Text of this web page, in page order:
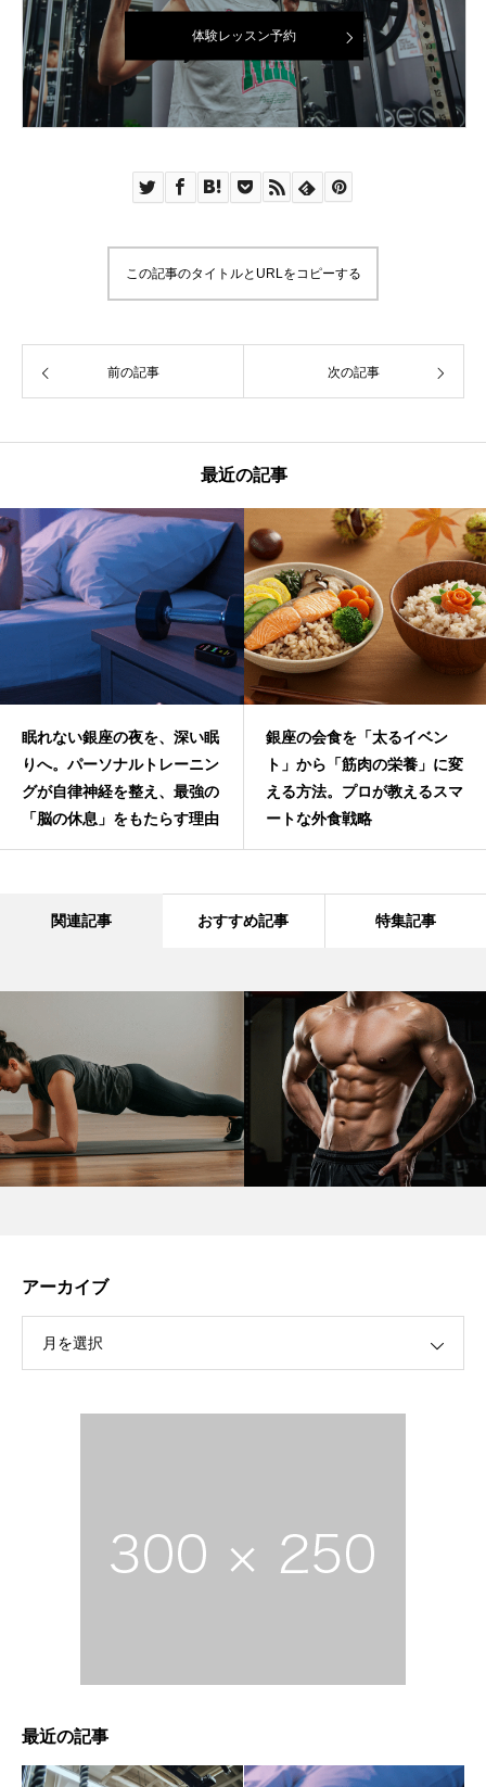
体験レッスン予約
この記事のタイトルとURLをコピーする
前の記事 次の記事
最近の記事
眠れない銀座の夜を、深い眠
りへ。パーソナルトレーニン
グが自律神経を整え、最強の
「脳の休息」をもたらす理由
銀座の会食を「太るイベン
ト」から「筋肉の栄養」に変
える方法。プロが教えるスマ
ートな外食戦略
関連記事 おすすめ記事 特集記事
アーカイブ
月を選択
最近の記事